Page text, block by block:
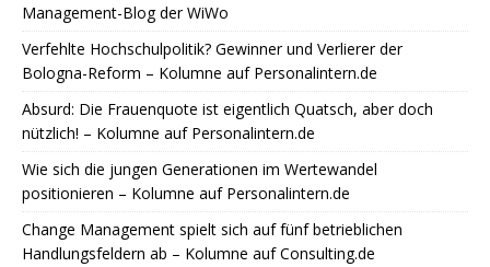
Management-Blog der WiWo
Verfehlte Hochschulpolitik? Gewinner und Verlierer der
Bologna-Reform – Kolumne auf Personalintern.de
Absurd: Die Frauenquote ist eigentlich Quatsch, aber doch
nützlich! – Kolumne auf Personalintern.de
Wie sich die jungen Generationen im Wertewandel
positionieren – Kolumne auf Personalintern.de
Change Management spielt sich auf fünf betrieblichen
Handlungsfeldern ab – Kolumne auf Consulting.de